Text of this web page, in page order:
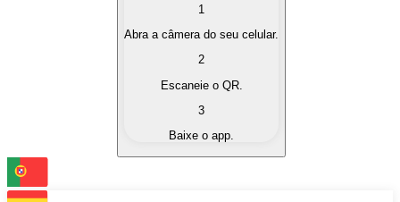
Compre as criptomoedas de seu interesse de forma
Converta suas criptomoedas em moeda fiduciária
Troque uma criptomoeda por outra
1
Abra a câmera do seu celular.
2
Escaneie o QR.
3
Baixe o app.